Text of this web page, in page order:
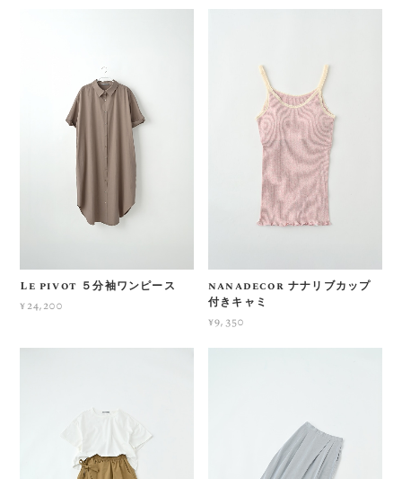
Le pivot ５分袖ワンピース
¥24,200
nanadecor ナナリブカップ
付きキャミ
¥9,350